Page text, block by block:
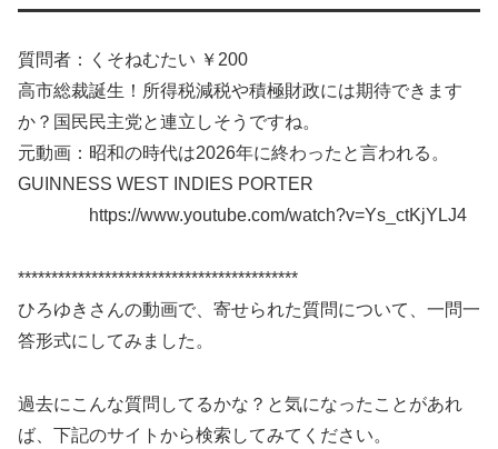
質問者：くそねむたい ￥200
高市総裁誕生！所得税減税や積極財政には期待できます
か？国民民主党と連立しそうですね。
元動画：昭和の時代は2026年に終わったと言われる。
GUINNESS WEST INDIES PORTER
https://www.youtube.com/watch?v=Ys_ctKjYLJ4
******************************************
ひろゆきさんの動画で、寄せられた質問について、一問一
答形式にしてみました。
過去にこんな質問してるかな？と気になったことがあれ
ば、下記のサイトから検索してみてください。